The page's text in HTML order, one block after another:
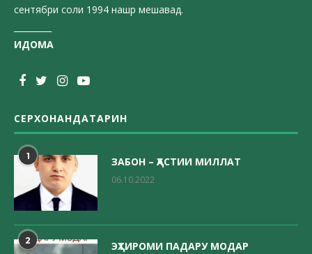
сентябри соли 1994 нашр мешавад.
ИДОМА
СЕРХОНАНДАТАРИН
1 ЗАБОН – ҲАСТИИ МИЛЛАТ
06.10.2022
2 ЭҲТИРОМИ ПАДАРУ МОДАР